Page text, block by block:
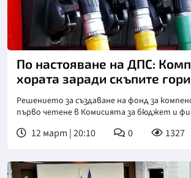
По настояване на ДПС:
хората заради скъпите
Решението за създаване на фонд за
първо четене в Комисията за бюджет и
12 март | 20:10 0 1327